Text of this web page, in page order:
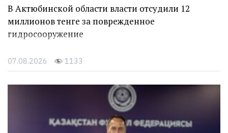
В Актюбинской области власти отсудили 12
миллионов тенге за поврежденное
гидросооружение
07.08.2026 1133